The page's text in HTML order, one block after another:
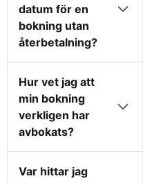
datum för en
bokning utan
återbetalning?
Hur vet jag att
min bokning
verkligen har
avbokats?
Var hittar jag